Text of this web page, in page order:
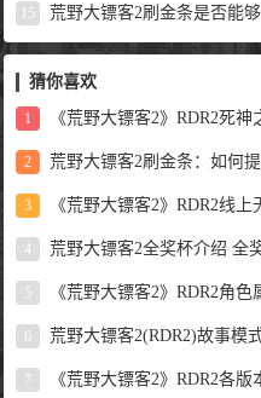
15 荒野大镖客2刷金条是否能
猜你喜欢
1 《荒野大镖客2》RDR2死神之眼
2 荒野大镖客2刷金条：如何提高马的
3 《荒野大镖客2》RDR2线上无脑刷死神
4 荒野大镖客2全奖杯介绍 全奖杯
5 《荒野大镖客2》RDR2角色
6 荒野大镖客2(RDR2)故事模式作弊代码
7 《荒野大镖客2》RDR2各版本